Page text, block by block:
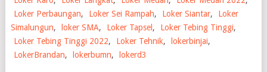
Loker Perbaungan, Loker Sei Rampah, Loker Siantar,
Loker
Simalungun, loker SMA, Loker Tapsel , Loker Tebing Tinggi,
Loker Tebing Tinggi 2022, Loker Tehnik, lokerbinjai,
LokerBrandan, lokerbumn, lokerd3